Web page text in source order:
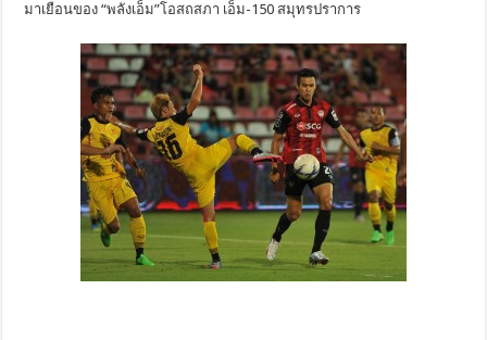
มาเยือนของ “พลังเอ็ม”โอสถสภา เอ็ม-150 สมุทรปราการ